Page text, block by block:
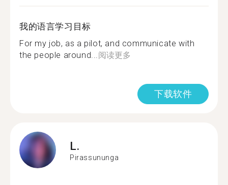
我的语言学习目标
For my job, as a pilot, and communicate with
the people around... 阅读更多
下载软件
L.
Pirassununga